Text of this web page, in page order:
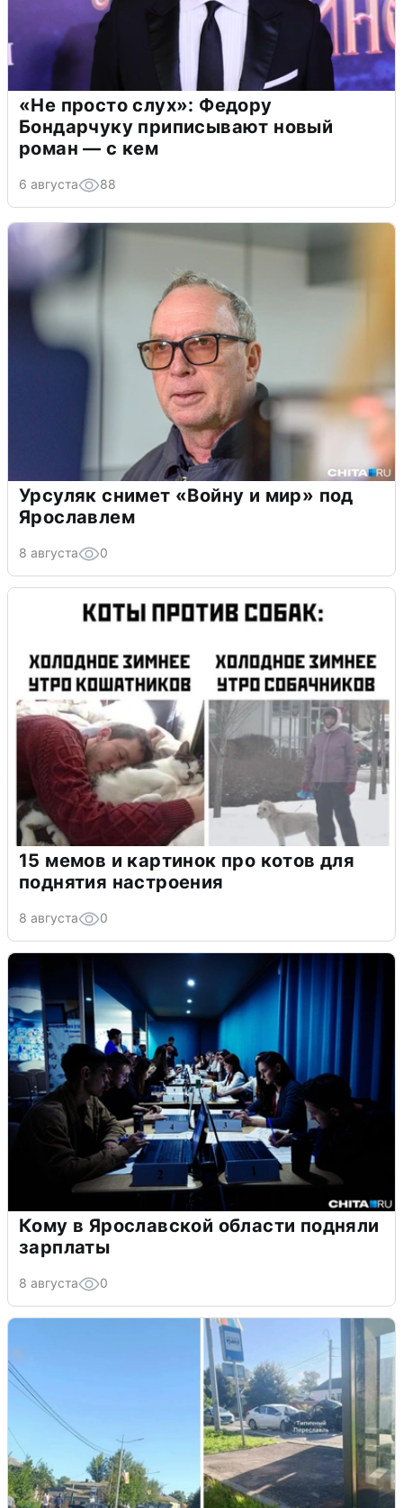
«Не просто слух»: Федору
Бондарчуку приписывают новый
роман — с кем
6 августа 88
Урсуляк снимет «Войну и мир» под
Ярославлем
8 августа 0
15 мемов и картинок про котов для
поднятия настроения
8 августа 0
Кому в Ярославской области подняли
зарплаты
8 августа 0